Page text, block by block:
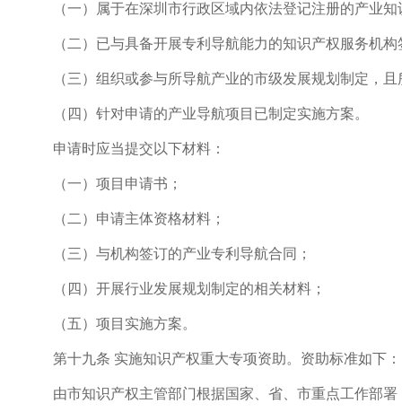
（一）属于在深圳市行政区域内依法登记注册的产业知
（二）已与具备开展专利导航能力的知识产权服务机构
（三）组织或参与所导航产业的市级发展规划制定，且
（四）针对申请的产业导航项目已制定实施方案。
申请时应当提交以下材料：
（一）项目申请书；
（二）申请主体资格材料；
（三）与机构签订的产业专利导航合同；
（四）开展行业发展规划制定的相关材料；
（五）项目实施方案。
第十九条 实施知识产权重大专项资助。资助标准如下：
由市知识产权主管部门根据国家、省、市重点工作部署